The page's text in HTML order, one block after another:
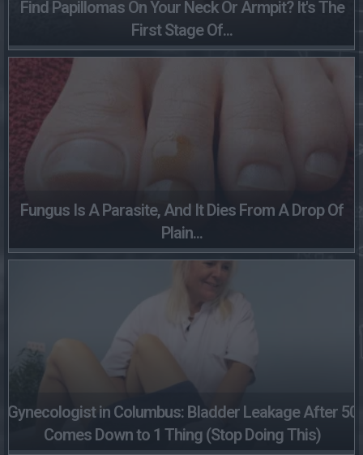
Find Papillomas On Your Neck Or Armpit? It's The
First Stage Of...
Fungus Is A Parasite, And It Dies From A Drop Of
Plain...
Gynecologist in Columbus: Bladder Leakage After 50
Comes Down to 1 Thing (Stop Doing This)